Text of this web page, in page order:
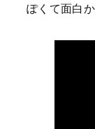
ぽくて面白か